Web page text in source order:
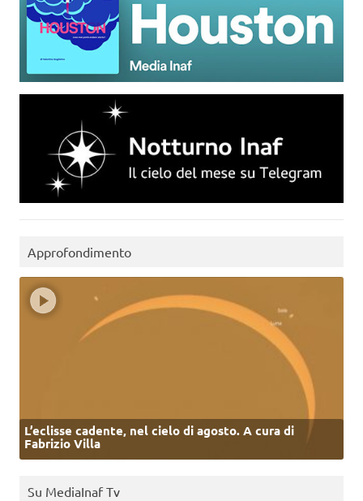
Approfondimento
L’eclisse cadente, nel cielo di agosto. A cura di
Fabrizio Villa
Su MediaInaf Tv